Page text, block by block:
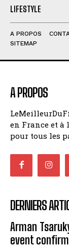
LIFESTYLE
A PROPOS
SITEMAP
A PROPOS
en France et à
pour tous les
DERNIERS
Arman
event